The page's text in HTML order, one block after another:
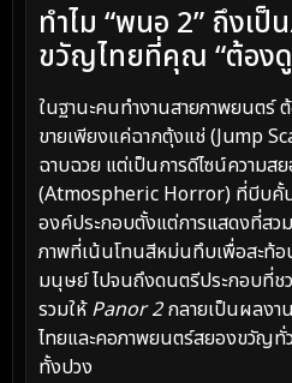
ทำไม “พนอ 2” ถึงเ
ขวัญไทยที่คุณ “ต้องดู
ในฐานะคนทำงานสายภาพยนตร์
ขายเพียงแค่ฉากตุ้งแช่ (Jump
ฉาบฉวย แต่เป็นการดีไซน์ความส
(Atmospheric Horror) ที่บีบคั้
องค์ประกอบตั้งแต่การแสดงที่ส
ภาพที่เน้นโทนสีหม่นทึบเพื่อสะท้อ
มนุษย์ ไปจนถึงดนตรีประกอบที่
รวมให้Panor 2กลายเป็นผลง
ไทยและคอภาพยนตร์สยองขวัญทั่
ทั้งปวง